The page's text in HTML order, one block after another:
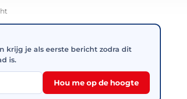
krijg je als eerste bericht zodra dit
is.
Hou me op de hoogte